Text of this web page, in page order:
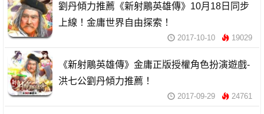
劉丹傾力推薦《新射鵰英雄傳》10月18日同步
上線！金庸世界自由探索！
2017-10-10 19029
《新射鵰英雄傳》金庸正版授權角色扮演遊戲-
洪七公劉丹傾力推薦！
2017-09-29 24761